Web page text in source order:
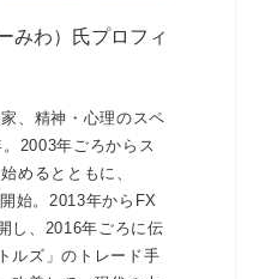
みわ）氏プロフィ
、精神・心理のスペ
2003年ごろからス
めるとともに、
始。2013年からFX
し、2016年ごろに伝
ルズ」のトレード手